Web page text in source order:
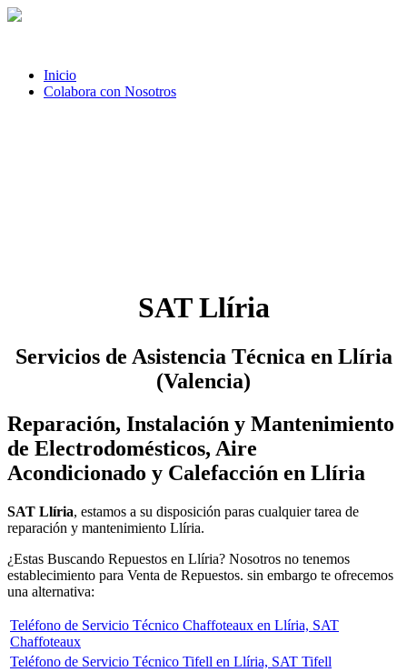
Inicio
Colabora con Nosotros
SAT Llíria
Servicios de Asistencia Técnica en Llíria
(Valencia)
Reparación, Instalación y Mantenimiento
de Electrodomésticos, Aire
Acondicionado y Calefacción en Llíria
SAT Llíria, estamos a su disposición paras cualquier tarea de
reparación y mantenimiento Llíria.
¿Estas Buscando Repuestos en Llíria? Nosotros no tenemos
establecimiento para Venta de Repuestos. sin embargo te ofrecemos
una alternativa:
Teléfono de Servicio Técnico Chaffoteaux en Llíria, SAT
Chaffoteaux
Teléfono de Servicio Técnico Tifell en Llíria, SAT Tifell